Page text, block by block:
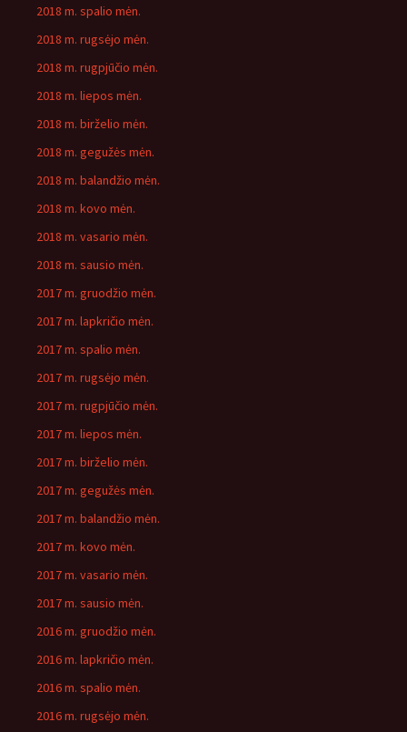
2018 m. spalio mėn.
2018 m. rugsėjo mėn.
2018 m. rugpjūčio mėn.
2018 m. liepos mėn.
2018 m. birželio mėn.
2018 m. gegužės mėn.
2018 m. balandžio mėn.
2018 m. kovo mėn.
2018 m. vasario mėn.
2018 m. sausio mėn.
2017 m. gruodžio mėn.
2017 m. lapkričio mėn.
2017 m. spalio mėn.
2017 m. rugsėjo mėn.
2017 m. rugpjūčio mėn.
2017 m. liepos mėn.
2017 m. birželio mėn.
2017 m. gegužės mėn.
2017 m. balandžio mėn.
2017 m. kovo mėn.
2017 m. vasario mėn.
2017 m. sausio mėn.
2016 m. gruodžio mėn.
2016 m. lapkričio mėn.
2016 m. spalio mėn.
2016 m. rugsėjo mėn.